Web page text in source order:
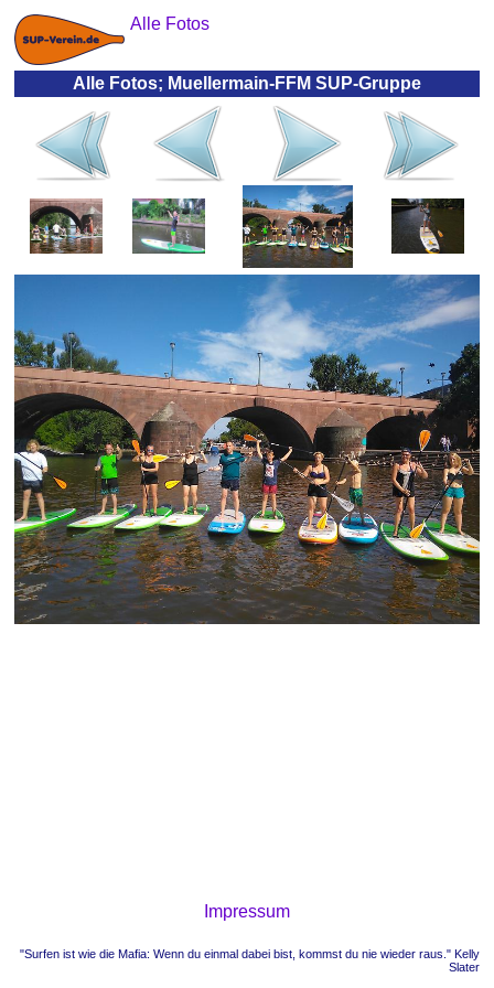
Alle Fotos
Alle Fotos; Muellermain-FFM SUP-Gruppe
Impressum
"Surfen ist wie die Mafia: Wenn du einmal dabei bist, kommst du nie wieder raus." Kelly
Slater